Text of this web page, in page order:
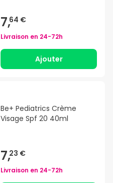
7,64 €
Livraison en 24-72h
Ajouter
Be+ Pediatrics Crème
Visage Spf 20 40ml
7,23 €
Livraison en 24-72h